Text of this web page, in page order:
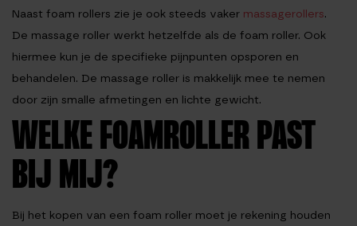
Naast foam rollers zie je ook steeds vaker massagerollers.
De massage roller werkt hetzelfde als de foam roller. Ook
hiermee kun je de specifieke pijnpunten opsporen en
behandelen. De massage roller is makkelijk mee te nemen
door zijn smalle afmetingen en lichte gewicht.
WELKE FOAMROLLER PAST
BIJ MIJ?
Bij het kopen van een foam roller moet je rekening houden